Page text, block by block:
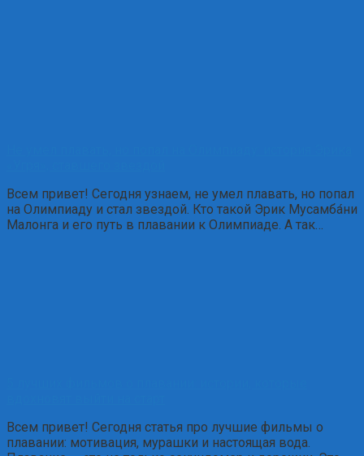
Всем привет! Сегодня узнаем, не умел плавать, но попал
на Олимпиаду и стал звездой. Кто такой Эрик Мусамба́ни
Малонга и его путь в плавании к Олимпиаде. А так…
Всем привет! Сегодня статья про лучшие фильмы о
плавании: мотивация, мурашки и настоящая вода.